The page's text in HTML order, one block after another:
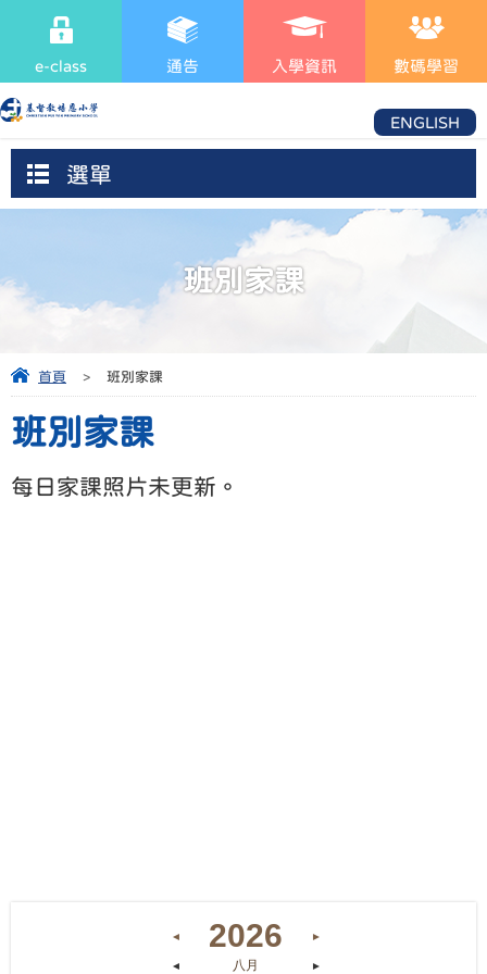
e-class 通告 入學資訊 數碼學習
ENGLISH
選單
班別家課
首頁 > 班別家課
班別家課
每日家課照片未更新。
◄ 2026 ►
◄ 八月 ►